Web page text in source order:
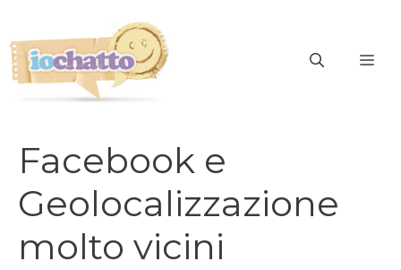
contenuto
Facebook e
Geolocalizzazione
molto vicini